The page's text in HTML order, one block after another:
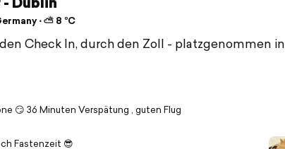
⋅ ⛅ 8 °C
Check In, durch den Zoll - platzgenommen in
😏 36 Minuten Verspätung , guten Flug
Fastenzeit 😎